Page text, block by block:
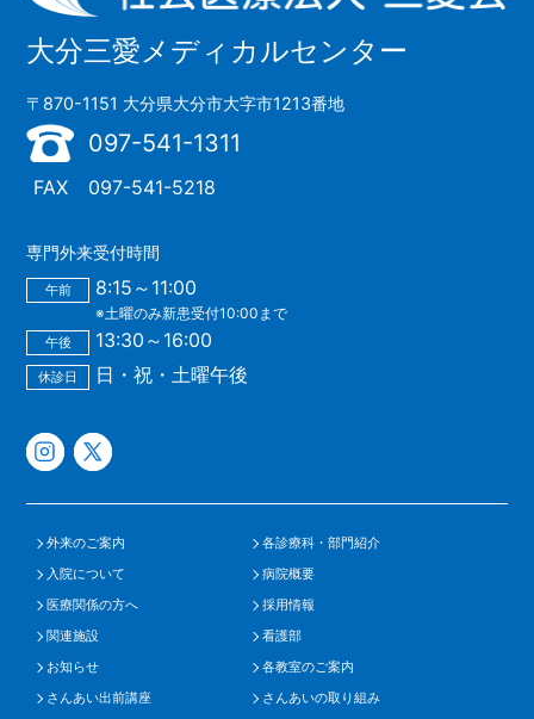
大分三愛メディカルセンター
〒870-1151 大分県大分市大字市1213番地
097-541-1311
FAX 097-541-5218
専門外来受付時間
午前 8:15～11:00
※土曜のみ新患受付10:00まで
午後 13:30～16:00
休診日 日・祝・土曜午後
外来のご案内
各診療科・部門紹介
入院について
病院概要
医療関係の方へ
採用情報
関連施設
看護部
お知らせ
各教室のご案内
さんあい出前講座
さんあいの取り組み